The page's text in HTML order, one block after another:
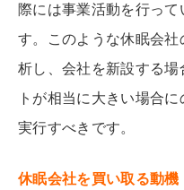
際には事業活動を行っ
す。このような休眠会
析し、会社を新設する
トが相当に大きい場合
実行すべきです。
休眠会社を買い取る動機